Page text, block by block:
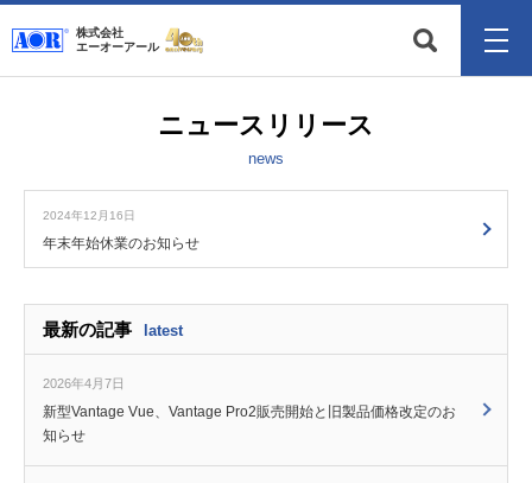
株式会社
エーオーアール
ニュースリリース
news
2024年12月16日
年末年始休業のお知らせ
最新の記事 latest
2026年4月7日
新型Vantage Vue、Vantage Pro2販売開始と旧製品価格改定のお
知らせ